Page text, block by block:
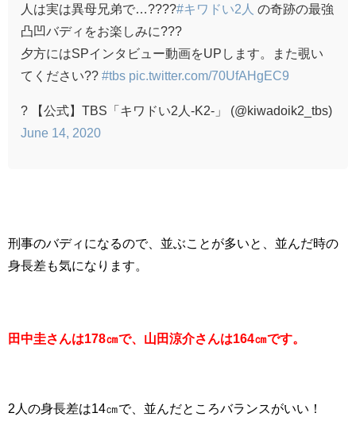
人は実は異母兄弟で…????#キワドい2人 の奇跡の最強
凸凹バディをお楽しみに???
夕方にはSPインタビュー動画をUPします。また覗い
てください?? #tbs pic.twitter.com/70UfAHgEC9
? 【公式】TBS「キワドい2人-K2-」 (@kiwadoik2_tbs)
June 14, 2020
刑事のバディになるので、並ぶことが多いと、並んだ時の
身長差も気になります。
田中圭さんは178㎝で、山田涼介さんは164㎝です。
2人の身長差は14㎝で、並んだところバランスがいい！